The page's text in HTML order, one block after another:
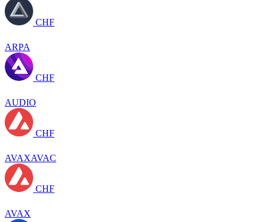
CHF
ARPA
CHF
AUDIO
CHF
AVAXAVAC
CHF
AVAX